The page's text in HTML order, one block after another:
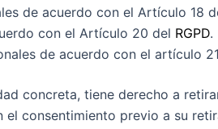
de acuerdo con el Artículo 18
con el Artículo 20 del RGPD.
de acuerdo con el artículo
concreta, tiene derecho a
consentimiento previo a su